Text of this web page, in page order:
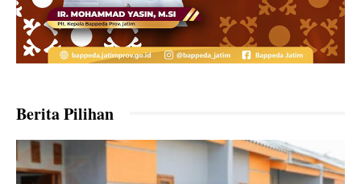
Berita Pilihan